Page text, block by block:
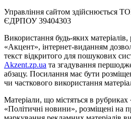
Управління сайтом здійснюється
ЄДРПОУ 39404303
Використання будь-яких
«Акцент», інтернет-виданням
текст відкритого для пошукових
Akzent.zp.ua та згадування
абзацу. Посилання має бути
чи часткового використання
Матеріали, що містяться в
«Політичні новини», розміщені на